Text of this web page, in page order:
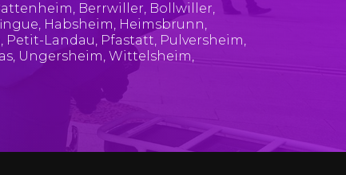
, Berrwiller, Bollwiller,
, Habsheim, Heimsbrunn,
, Petit-Landau, Pfastatt, Pulversheim,
, Ungersheim, Wittelsheim,